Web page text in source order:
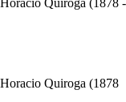
Quiroga (1878 -
Quiroga (1878